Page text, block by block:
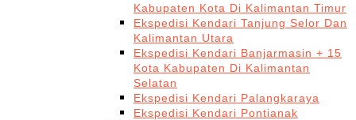
Kabupaten Kota Di Kalimantan Timur
Ekspedisi Kendari Tanjung Selor Dan
Kalimantan Utara
Ekspedisi Kendari Banjarmasin + 15
Kota Kabupaten Di Kalimantan
Selatan
Ekspedisi Kendari Palangkaraya
Ekspedisi Kendari Pontianak